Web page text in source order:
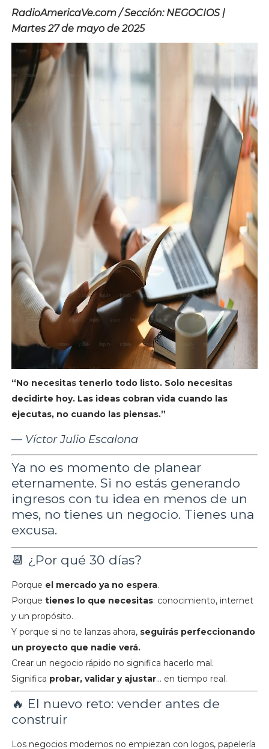
RadioAmericaVe.com / Sección: NEGOCIOS |
Martes 27 de mayo de 2025
“No necesitas tenerlo todo listo. Solo necesitas
decidirte hoy. Las ideas cobran vida cuando las
ejecutas, no cuando las piensas.”
— Víctor Julio Escalona
Ya no es momento de planear
eternamente. Si no estás generando
ingresos con tu idea en menos de un
mes, no tienes un negocio. Tienes una
excusa.
📆 ¿Por qué 30 días?
Porque el mercado ya no espera.
Porque tienes lo que necesitas: conocimiento, internet
y un propósito.
Y porque si no te lanzas ahora, seguirás perfeccionando
un proyecto que nadie verá.
Crear un negocio rápido no significa hacerlo mal.
Significa probar, validar y ajustar… en tiempo real.
🔥 El nuevo reto: vender antes de
construir
Los negocios modernos no empiezan con logos, papelería